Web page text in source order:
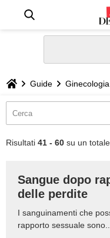
STILE
GASTRONOMIA
CAPELLI
Guide Ginecologia
Risultati 41 - 60 su un
Sangue dopo
delle perdite
I sanguinamenti che
rapporto sessuale sono...